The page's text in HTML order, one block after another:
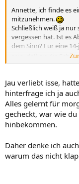
Annette, ich finde es
mitzunehmen.
Schließlich weiß ja nur
vergessen hat. Ist es
dem Sinn? Für eine
sein, daß sie die
Oder ist es die erste
Jau verliebt isse,
hinterfrage ich ja
Alles gelernt für
gecheckt, war wie
hinbekommen.
Daher denke ich
warum das nicht